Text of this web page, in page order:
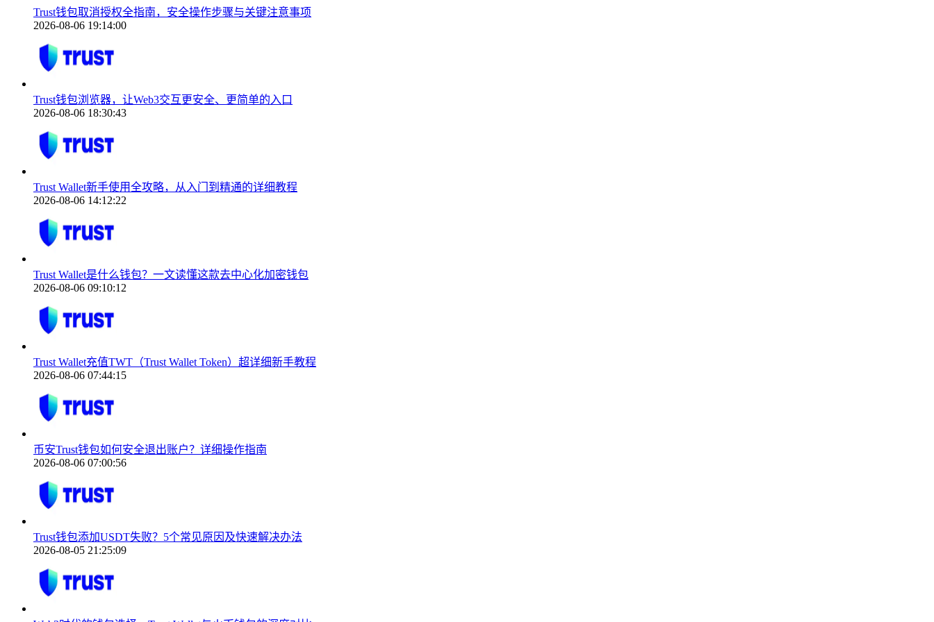
Trust钱包取消授权全指南，安全操作步骤与关键注意事项
2026-08-06 19:14:00
Trust钱包浏览器，让Web3交互更安全、更简单的入口
2026-08-06 18:30:43
Trust Wallet新手使用全攻略，从入门到精通的详细教程
2026-08-06 14:12:22
Trust Wallet是什么钱包？一文读懂这款去中心化加密钱包
2026-08-06 09:10:12
Trust Wallet充值TWT（Trust Wallet Token）超详细新手教程
2026-08-06 07:44:15
币安Trust钱包如何安全退出账户？详细操作指南
2026-08-06 07:00:56
Trust钱包添加USDT失败？5个常见原因及快速解决办法
2026-08-05 21:25:09